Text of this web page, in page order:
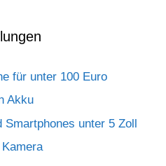
für unter 100 Euro
Akku
Smartphones unter 5 Zoll